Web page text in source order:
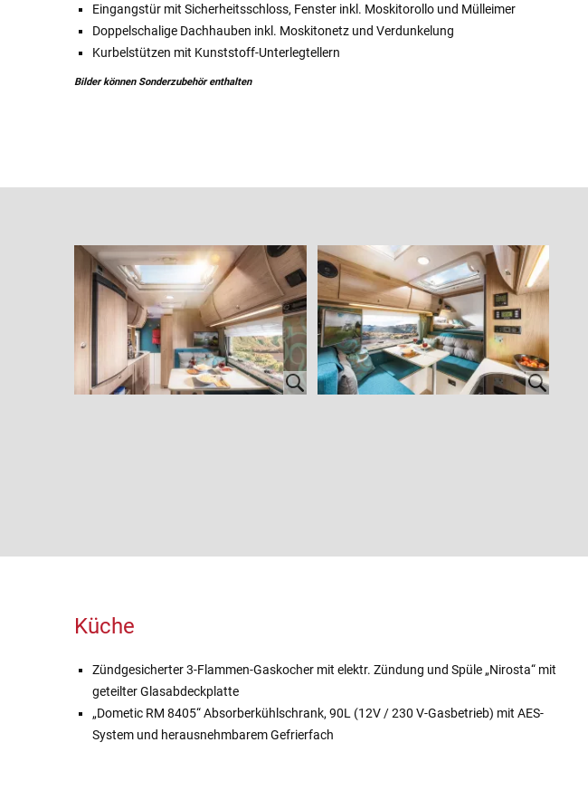
Eingangstür mit Sicherheitsschloss, Fenster inkl. Moskitorollo und Mülleimer
Doppelschalige Dachhauben inkl. Moskitonetz und Verdunkelung
Kurbelstützen mit Kunststoff-Unterlegtellern
Bilder können Sonderzubehör enthalten
Küche
Zündgesicherter 3-Flammen-Gaskocher mit elektr. Zündung und Spüle „Nirosta“ mit
geteilter Glasabdeckplatte
„Dometic RM 8405“ Absorberkühlschrank, 90L (12V / 230 V-Gasbetrieb) mit AES-
System und herausnehmbarem Gefrierfach